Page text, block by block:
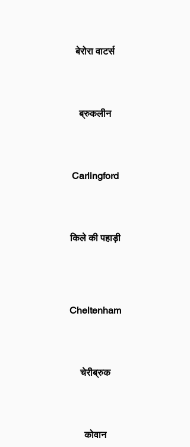
बेरोरा वाटर्स
ब्रुकलीन
Carlingford
किले की पहाड़ी
Cheltenham
चेरीब्रुक
कोवान